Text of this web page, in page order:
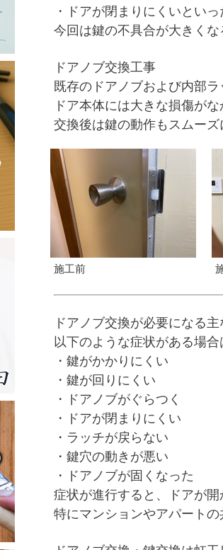
・ドアが閉まりにくい といっ
今回は鍵の不具合が大きく
ドアノブ交換工事
既存のドアノブおよび内部
ドア本体には大きな損傷が
交換後は鍵の動作もスムー
施工前
ドアノブ交換が必要になる主
以下のような症状がある場
・鍵がかかりにくい
・鍵が回りにくい
・ドアノブがぐらつく
・ドアが閉まりにくい
・ラッチが戻らない
・鍵穴の動きが悪い
・ドアノブが固くなった
症状が進行すると、ドアが開
特にマンションやアパート